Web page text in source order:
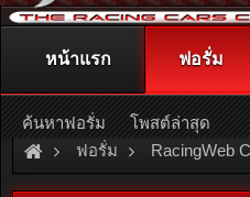
ติดต่อลงโฆษณา
หรืออ่านรายละเ
ฟอรั่ม RacingWeb
หน้าแรก ฟอรั่ม
ค้นหาฟอรั่ม โพสต์ล่าสุด